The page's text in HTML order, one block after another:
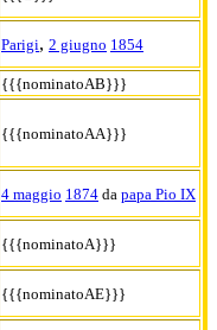
Parigi, 2 giugno 1854
{{{nominatoAB}}}
{{{nominatoAA}}}
4 maggio 1874 da papa Pio IX
{{{nominatoA}}}
{{{nominatoAE}}}